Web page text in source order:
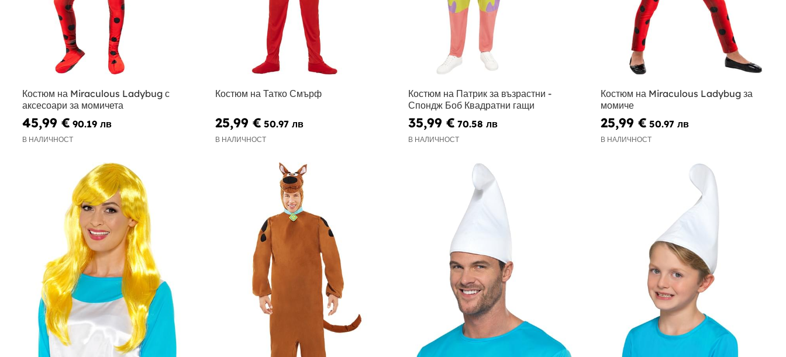
Костюм на Miraculous Ladybug с
аксесоари за момичета
45,99 € 90.19 лв
В НАЛИЧНОСТ
Костюм на Татко Смърф
25,99 € 50.97 лв
В НАЛИЧНОСТ
Костюм на Патрик за възрастни -
Спондж Боб Квадратни гащи
35,99 € 70.58 лв
В НАЛИЧНОСТ
Костюм на Miraculous Ladybug за
момиче
25,99 € 50.97 лв
В НАЛИЧНОСТ